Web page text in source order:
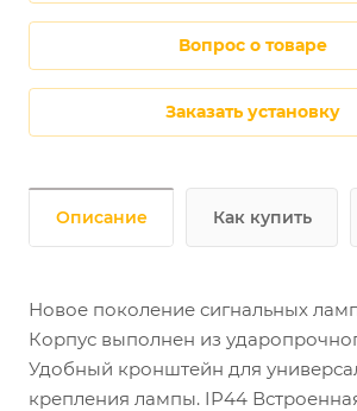
Вопрос о товаре
Заказать установку
Описание Как купить
Новое поколение сигнальных
Корпус выполнен из
Удобный кронштейн для
крепления лампы. IP44